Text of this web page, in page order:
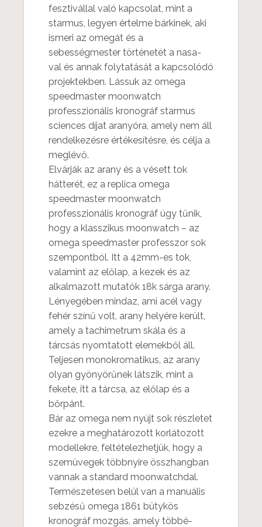
fesztivállal való kapcsolat, mint a
starmus, legyen értelme bárkinek, aki
ismeri az omegát és a
sebességmester történetét a nasa-
val és annak folytatását a kapcsolódó
projektekben. Lássuk az omega
speedmaster moonwatch
professzionális kronográf starmus
sciences díjat aranyóra, amely nem áll
rendelkezésre értékesítésre, és célja a
meglévő.
Elvárják az arany és a vésett tok
hátterét, ez a replica omega
speedmaster moonwatch
professzionális kronográf úgy tűnik,
hogy a klasszikus moonwatch – az
omega speedmaster professzor sok
szempontból. Itt a 42mm-es tok,
valamint az előlap, a kezek és az
alkalmazott mutatók 18k sárga arany.
Lényegében mindaz, ami acél vagy
fehér színű volt, arany helyére került,
amely a tachimetrum skála és a
tárcsás nyomtatott elemekből áll.
Teljesen monokromatikus, az arany
olyan gyönyörűnek látszik, mint a
fekete, itt a tárcsa, az előlap és a
bőrpánt.
Bár az omega nem nyújt sok részletet
ezekre a meghatározott korlátozott
modellekre, feltételezhetjük, hogy a
szemüvegek többnyire összhangban
vannak a standard moonwatchdal.
Természetesen belül van a manuális
sebzésű omega 1861 bütykös
kronográf mozgás, amely többé-